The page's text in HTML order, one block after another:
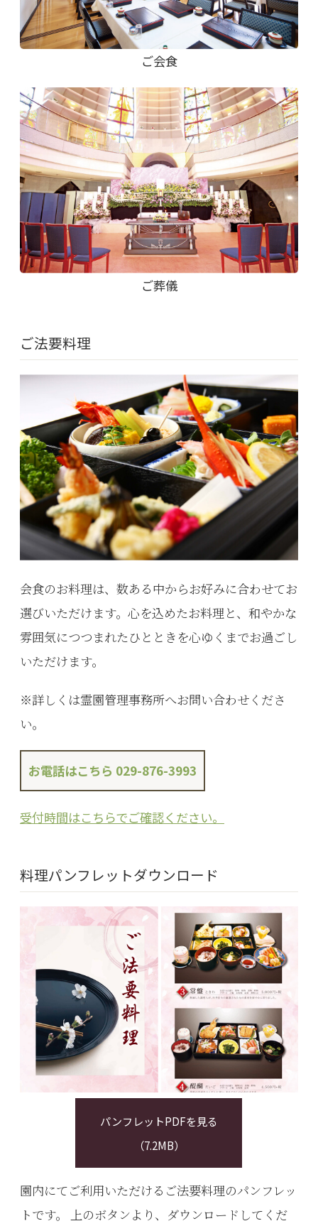
ご会食
ご葬儀
ご法要料理
会食のお料理は、数ある中からお好みに合わせてお
選びいただけます。心を込めたお料理と、和やかな
雰囲気につつまれたひとときを心ゆくまでお過ごし
いただけます。
※詳しくは霊園管理事務所へお問い合わせくださ
い。
お電話はこちら 029-876-3993
受付時間はこちらでご確認ください。
料理パンフレットダウンロード
パンフレットPDFを見る
（7.2MB）
園内にてご利用いただけるご法要料理のパンフレッ
トです。
上のボタンより、ダウンロードしてくだ